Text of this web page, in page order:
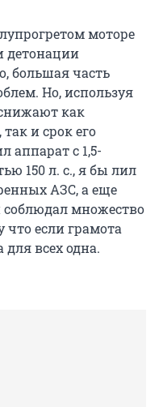
моторе
детонации
большая часть
Но, используя
как
и срок его
аппарат с 1,5-
150 л. с., я бы лил
АЗС, а еще
множество
если грамота
всех одна.